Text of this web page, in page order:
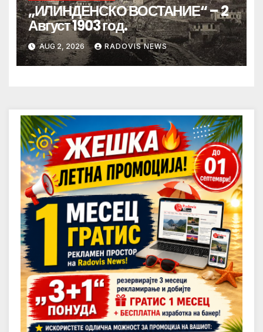
„ИЛИНДЕНСКО ВОСТАНИЕ“ – 2
Август 1903 год.
AUG 2, 2026 RADOVIS NEWS